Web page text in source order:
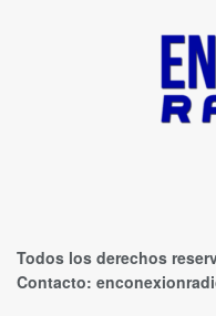
Todos los derechos
Contacto: